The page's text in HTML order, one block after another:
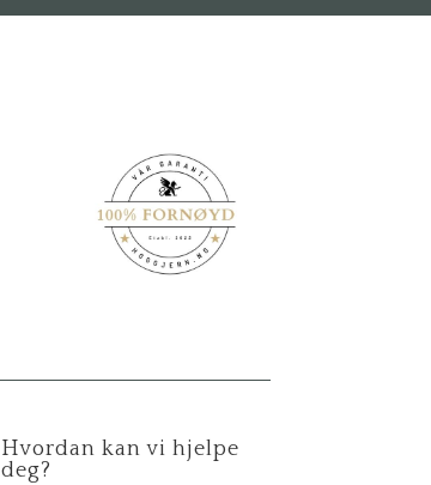
Hvordan kan vi hjelpe
deg?